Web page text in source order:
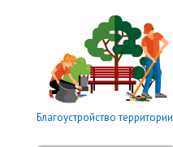
Благоустройство территории